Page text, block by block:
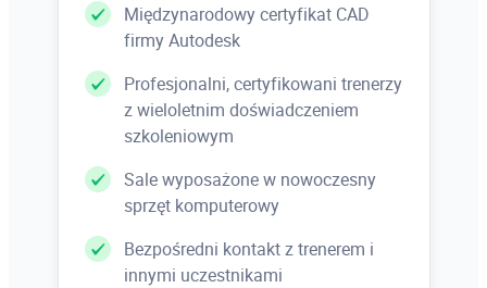
Międzynarodowy certyfikat CAD
firmy Autodesk
Profesjonalni, certyfikowani trenerzy
z wieloletnim doświadczeniem
szkoleniowym
Sale wyposażone w nowoczesny
sprzęt komputerowy
Bezpośredni kontakt z trenerem i
innymi uczestnikami